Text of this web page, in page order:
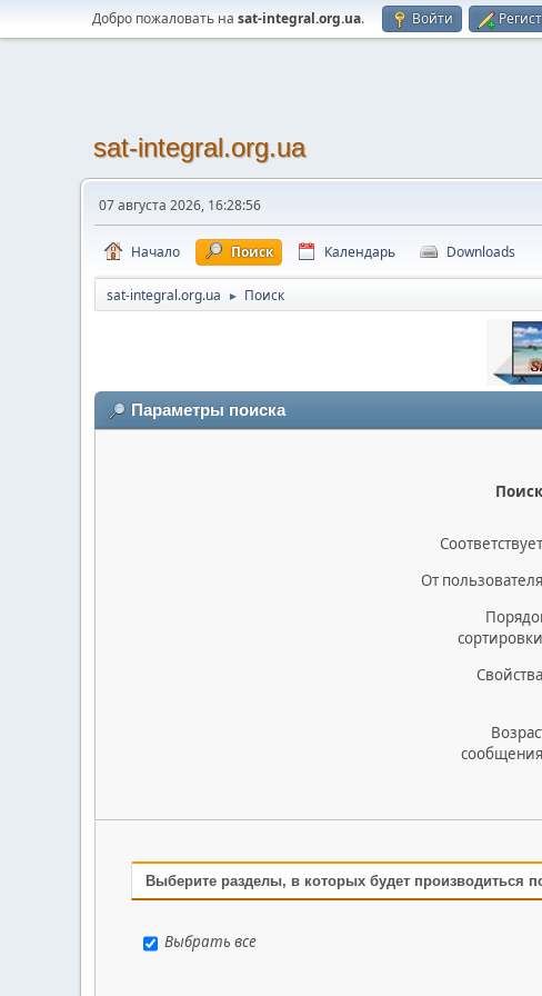
Добро пожаловать на sat-integral.org.ua. Войти
sat-integral.org.ua
07 августа 2026, 16:28:56
Начало Поиск Календарь Downloads
sat-integral.org.ua ► Поиск
Параметры поиска
От
Выберите разделы, в которых будет производиться
Выбрать все